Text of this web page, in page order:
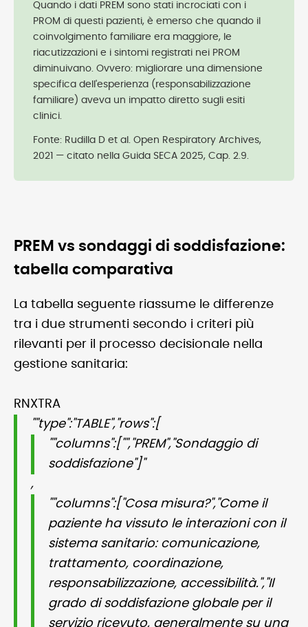
Quando i dati PREM sono stati incrociati con i
PROM di questi pazienti, è emerso che quando il
coinvolgimento familiare era maggiore, le
riacutizzazioni e i sintomi registrati nei PROM
diminuivano. Ovvero: migliorare una dimensione
specifica dell'esperienza (responsabilizzazione
familiare) aveva un impatto diretto sugli esiti
clinici.
Fonte: Rudilla D et al. Open Respiratory Archives,
2021 — citato nella Guida SECA 2025, Cap. 2.9.
PREM vs sondaggi di soddisfazione:
tabella comparativa
La tabella seguente riassume le differenze
tra i due strumenti secondo i criteri più
rilevanti per il processo decisionale nella
gestione sanitaria:
RNXTRA
""type":"TABLE","rows":[
""columns":["","PREM","Sondaggio di
soddisfazione"]"
,
""columns":["Cosa misura?","Come il
paziente ha vissuto le interazioni con il
sistema sanitario: comunicazione,
trattamento, coordinazione,
responsabilizzazione, accessibilità.","Il
grado di soddisfazione globale per il
servizio ricevuto, generalmente su una